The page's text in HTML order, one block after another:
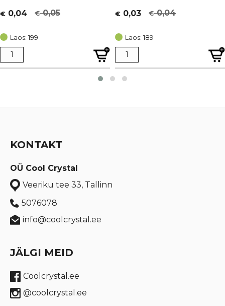
€0,05
Algne
oli:
€ 0,05.
€ 0,04
Current
is:
€ 0,04.
Laos: 199
€0,04
Algne
oli:
€ 0,04.
€ 0,03
Current
is:
€ 0,03.
Laos: 189
KONTAKT
OÜ Cool Crystal
Veeriku tee 33, Tallinn
5076078
info@coolcrystal.ee
JÄLGI MEID
Coolcrystal.ee
@coolcrystal.ee